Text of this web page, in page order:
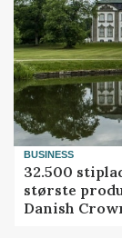
BUSINESS
32.500
største
Danish